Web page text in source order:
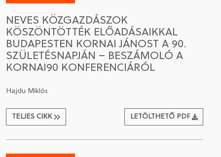
CSATLAKOZÁS A TÁRSASÁGHOZ / MEGÚJÍTOM A
TAGSÁGOMAT
NEVES KÖZGAZDÁSZOK
KÖSZÖNTÖTTÉK ELŐADÁSAIKKAL
BUDAPESTEN KORNAI JÁNOST A 90.
SZÜLETÉSNAPJÁN – BESZÁMOLÓ A
KORNAI90 KONFERENCIÁRÓL
Hajdu Miklós
TELJES CIKK LETÖLTHETŐ PDF